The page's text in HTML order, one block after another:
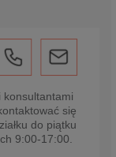
konsultantami
się
do piątku
9:00-17:00.